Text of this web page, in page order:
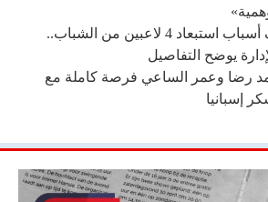
الزمالك يكشف أسباب استبعاد 4 لاعبين من الشباب..
يوضح التفاصيل
رضا وعمر الساعي فرصة كاملة مع
إسبانيا